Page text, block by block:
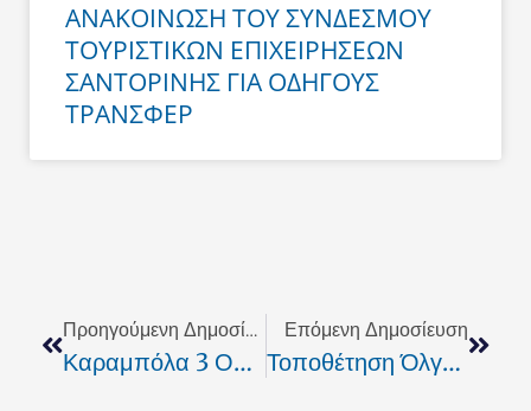
ΑΝΑΚΟΙΝΩΣΗ ΤΟΥ ΣΥΝΔΕΣΜΟΥ
ΤΟΥΡΙΣΤΙΚΩΝ ΕΠΙΧΕΙΡΗΣΕΩΝ
ΣΑΝΤΟΡΙΝΗΣ ΓΙΑ ΟΔΗΓΟΥΣ
ΤΡΑΝΣΦΕΡ
Προηγούμενη Δημοσίευση
Καραμπόλα 3 Οχημάτων Στην Εθνική Οδό
Επόμενη Δημοσίευση
Τοποθέτηση Όλγας Για Το Κεντρικό Αρχαιολογικό Μουσείο